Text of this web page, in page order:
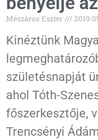
Mészáros Eszter
Kinéztünk
születésnapját
ahol Tóth-
főszerkesztője,
Trencsényi